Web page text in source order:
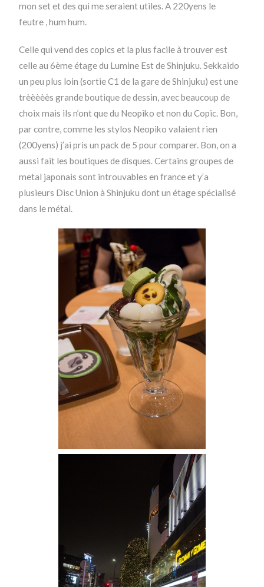
mon set et des qui me seraient utiles. A 220yens le
feutre , hum hum.
Celle qui vend des copics et la plus facile à trouver est
celle au 6ème étage du Lumine Est de Shinjuku. Sekkaido
un peu plus loin (sortie C1 de la gare de Shinjuku) est une
trèèèèès grande boutique de dessin, avec beaucoup de
choix mais ils n’ont que du Neopiko et non du Copic. Bon,
par contre, comme les stylos Neopiko valaient rien
(200yens) j’ai pris un pack de 5 pour comparer. Bon, on a
aussi fait les boutiques de disques. Certains groupes de
metal japonais sont introuvables en france et y’a
plusieurs Disc Union à Shinjuku dont un étage spécialisé
dans le métal.